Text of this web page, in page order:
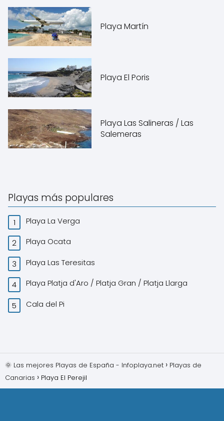
Playa Martín
Playa El Poris
Playa Las Salineras / Las
Salemeras
Playas más populares
Playa La Verga
Playa Ocata
Playa Las Teresitas
Playa Platja d'Aro / Platja Gran / Platja Llarga
Cala del Pi
🌞 Las mejores Playas de España - Infoplaya.net
Playas de
Canarias
Playa El Perejil